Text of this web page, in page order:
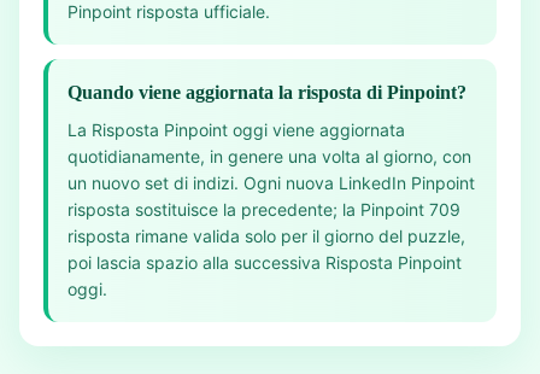
Pinpoint risposta ufficiale.
Quando viene aggiornata la risposta di Pinpoint?
La Risposta Pinpoint oggi viene aggiornata
quotidianamente, in genere una volta al giorno, con
un nuovo set di indizi. Ogni nuova LinkedIn Pinpoint
risposta sostituisce la precedente; la Pinpoint 709
risposta rimane valida solo per il giorno del puzzle,
poi lascia spazio alla successiva Risposta Pinpoint
oggi.